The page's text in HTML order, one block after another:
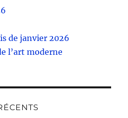
de janvier 2026
l’art moderne